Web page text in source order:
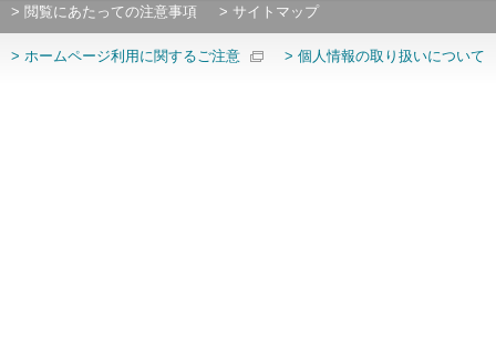
> 閲覧にあたっての注意事項 > サイトマップ
> ホームページ利用に関するご注意 > 個人情報の取り扱いについて